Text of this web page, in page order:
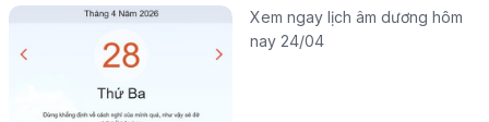
Xem ngay lịch âm dương hôm
nay 24/04